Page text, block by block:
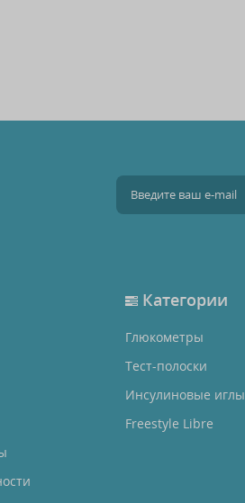
Категории
Глюкометры
Тест-полоски
Инсулиновые иглы
Freestyle Libre